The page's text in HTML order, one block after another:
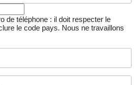
de téléphone : il doit respecter le
le code pays. Nous ne travaillons